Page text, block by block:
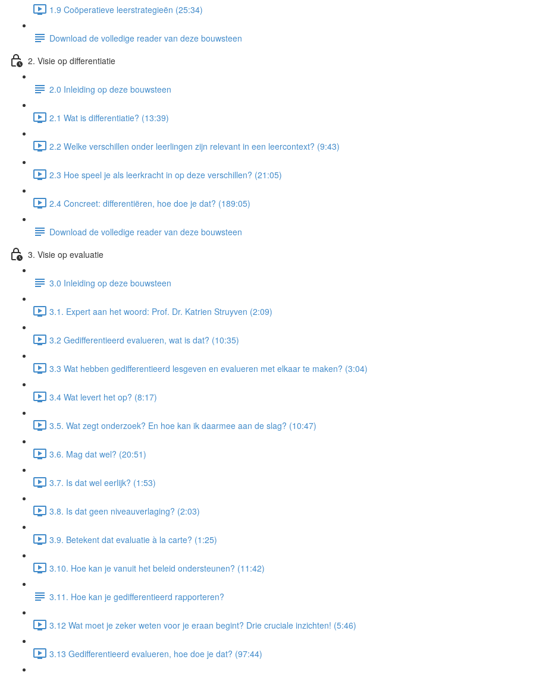
1.9 Coöperatieve leerstrategieën (25:34)
Download de volledige reader van deze bouwsteen
2. Visie op differentiatie
2.0 Inleiding op deze bouwsteen
2.1 Wat is differentiatie? (13:39)
2.2 Welke verschillen onder leerlingen zijn relevant in een leercontext? (9:43)
2.3 Hoe speel je als leerkracht in op deze verschillen? (21:05)
2.4 Concreet: differentiëren, hoe doe je dat? (189:05)
Download de volledige reader van deze bouwsteen
3. Visie op evaluatie
3.0 Inleiding op deze bouwsteen
3.1. Expert aan het woord: Prof. Dr. Katrien Struyven (2:09)
3.2 Gedifferentieerd evalueren, wat is dat? (10:35)
3.3 Wat hebben gedifferentieerd lesgeven en evalueren met elkaar te maken? (3:04)
3.4 Wat levert het op? (8:17)
3.5. Wat zegt onderzoek? En hoe kan ik daarmee aan de slag? (10:47)
3.6. Mag dat wel? (20:51)
3.7. Is dat wel eerlijk? (1:53)
3.8. Is dat geen niveauverlaging? (2:03)
3.9. Betekent dat evaluatie à la carte? (1:25)
3.10. Hoe kan je vanuit het beleid ondersteunen? (11:42)
3.11. Hoe kan je gedifferentieerd rapporteren?
3.12 Wat moet je zeker weten voor je eraan begint? Drie cruciale inzichten! (5:46)
3.13 Gedifferentieerd evalueren, hoe doe je dat? (97:44)